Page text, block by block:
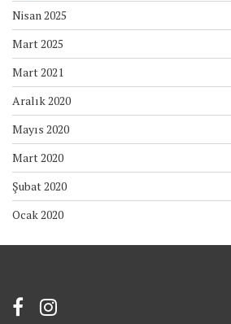
Nisan 2025
Mart 2025
Mart 2021
Aralık 2020
Mayıs 2020
Mart 2020
Şubat 2020
Ocak 2020